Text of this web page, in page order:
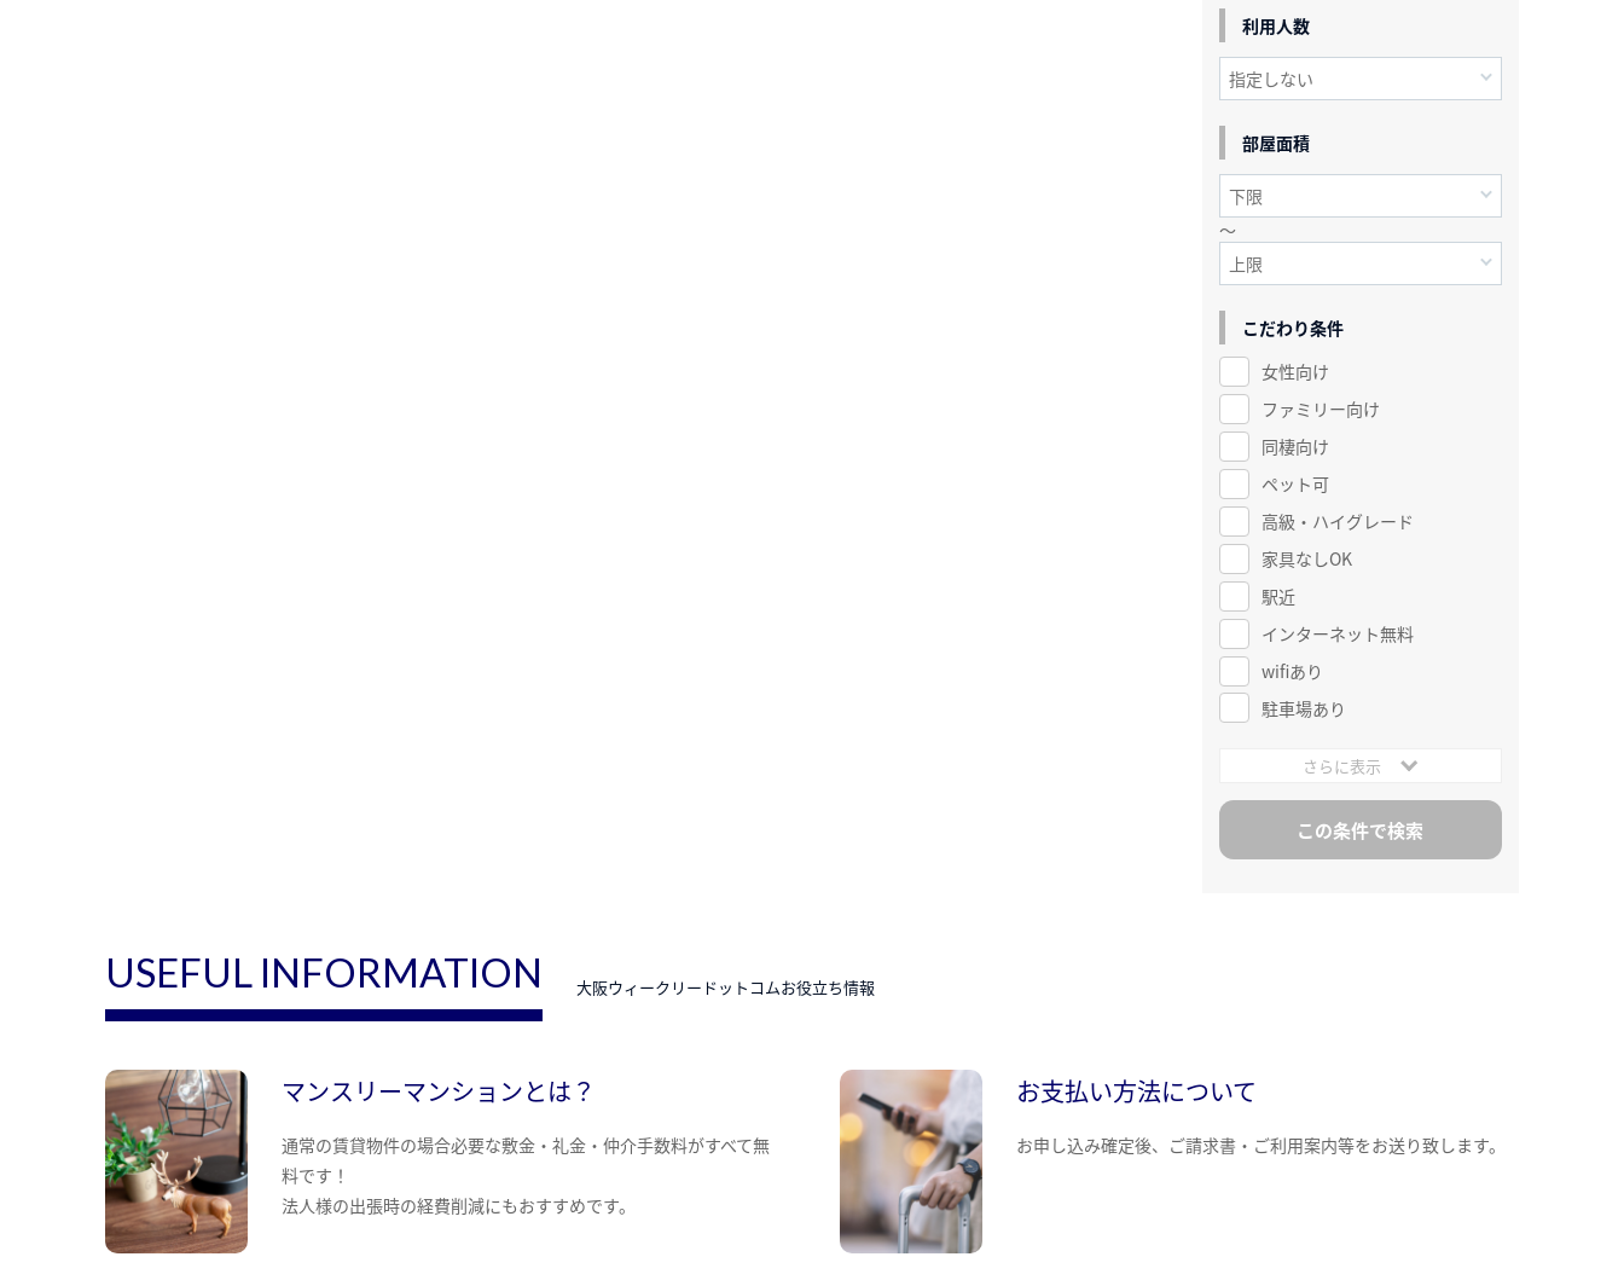
利用人数
部屋面積
～
こだわり条件
女性向け
ファミリー向け
同棲向け
ペット可
高級・ハイグレード
家具なしOK
駅近
インターネット無料
wifiあり
駐車場あり
さらに表示
USEFUL INFORMATION 大阪ウィークリードットコムお役立ち情報
マンスリーマンションとは？
通常の賃貸物件の場合必要な敷金・礼金・仲介手数料がすべて無
料です！
法人様の出張時の経費削減にもおすすめです。
お支払い方法について
お申し込み確定後、ご請求書・ご利用案内等をお送り致します。